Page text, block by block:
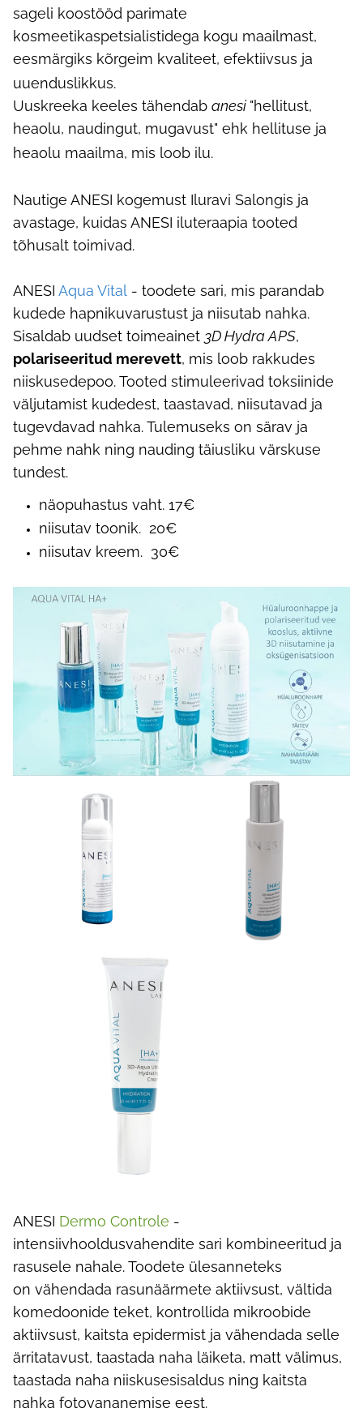
sageli koostööd parimate
kosmeetikaspetsialistidega kogu maailmast,
eesmärgiks kõrgeim kvaliteet, efektiivsus ja
uuenduslikkus.
Uuskreeka keeles tähendab anesi "hellitust,
heaolu, naudingut, mugavust" ehk hellituse ja
heaolu maailma, mis loob ilu.
Nautige ANESI kogemust Iluravi Salongis ja
avastage, kuidas ANESI iluteraapia tooted
tõhusalt toimivad.
ANESI Aqua Vital - toodete sari, mis parandab
kudede hapnikuvarustust ja niisutab nahka.
Sisaldab uudset toimeainet 3D Hydra APS,
polariseeritud merevett, mis loob rakkudes
niiskusedepoo. Tooted stimuleerivad toksiinide
väljutamist kudedest, taastavad, niisutavad ja
tugevdavad nahka. Tulemuseks on särav ja
pehme nahk ning nauding täiusliku värskuse
tundest.
näopuhastus vaht. 17€
niisutav toonik. 20€
niisutav kreem. 30€
ANESI Dermo Controle -
intensiivhooldusvahendite sari kombineeritud ja
rasusele nahale. Toodete ülesanneteks
on vähendada rasunäärmete aktiivsust, vältida
komedoonide teket, kontrollida mikroobide
aktiivsust, kaitsta epidermist ja vähendada selle
ärritatavust, taastada naha läiketa, matt välimus,
taastada naha niiskusesisaldus ning kaitsta
nahka fotovananemise eest.